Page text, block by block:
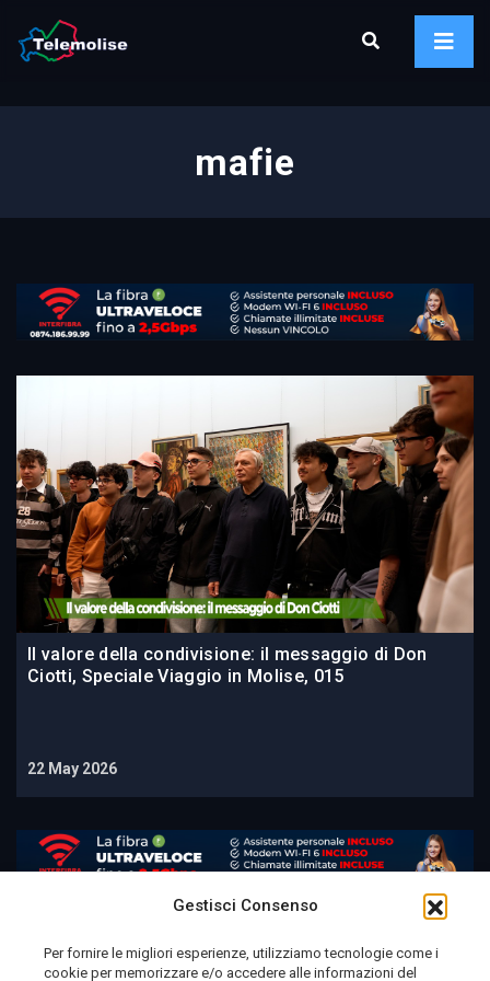
Gestisci Consenso
Per fornire le migliori esperienze, utilizziamo tecnologie come i
cookie per memorizzare e/o accedere alle informazioni del
mafie
Il valore della condivisione: il messaggio di Don
Ciotti, Speciale Viaggio in Molise, 015
22 May 2026